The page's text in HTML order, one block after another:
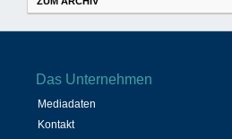
Das Unternehmen
Mediadaten
Kontakt